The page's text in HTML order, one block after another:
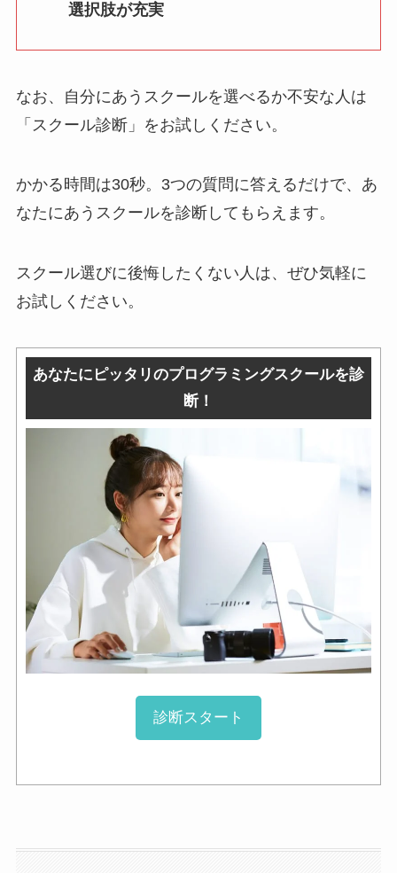
選択肢が充実
なお、自分にあうスクールを選べるか不安な人は
「スクール診断」をお試しください。
かかる時間は30秒。3つの質問に答えるだけで、あ
なたにあうスクールを診断してもらえます。
スクール選びに後悔したくない人は、ぜひ気軽に
お試しください。
あなたにピッタリのプログラミングスクールを診
断！
診断スタート